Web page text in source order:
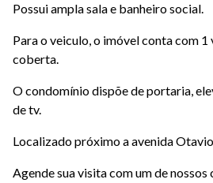
Possui ampla sala e banheiro social.
Para o veiculo, o imóvel conta com 1
coberta.
O condomínio dispõe de portaria,
de tv.
Localizado próximo a avenida
Agende sua visita com um de nossos